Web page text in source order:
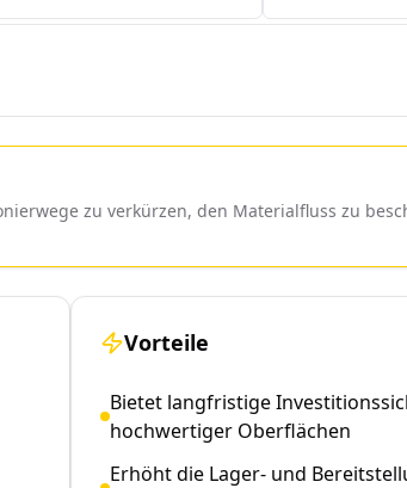
zu verkürzen, den Materialfluss zu
Vorteile
Bietet langfristige
hochwertiger Oberflächen
Erhöht die Lager- und